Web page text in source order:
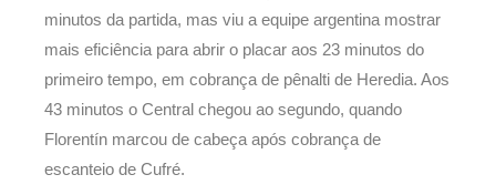
minutos da partida, mas viu a equipe argentina mostrar
mais eficiência para abrir o placar aos 23 minutos do
primeiro tempo, em cobrança de pênalti de Heredia. Aos
43 minutos o Central chegou ao segundo, quando
Florentín marcou de cabeça após cobrança de
escanteio de Cufré.